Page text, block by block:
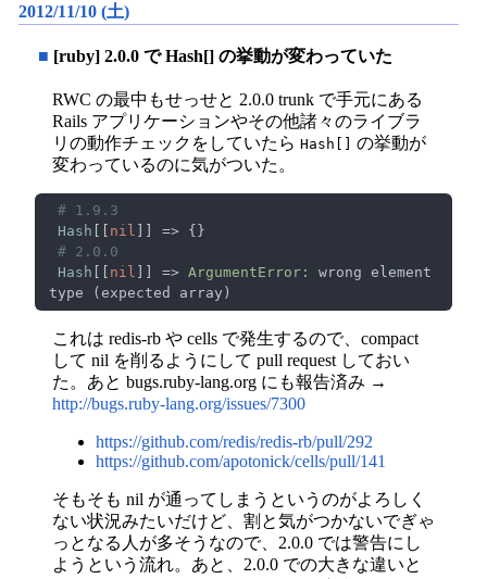
2012/11/10 (土)
■ [ruby] 2.0.0 で Hash[] の挙動が変わっていた
RWC の最中もせっせと 2.0.0 trunk で手元にある
Rails アプリケーションやその他諸々のライブラ
リの動作チェックをしていたら Hash[]
の挙動が
変わっているのに気がついた。
Hash
nil
Hash
nil ]] => ArgumentError:
wrong element
これは redis-rb や cells で発生するので、compact
して nil を削るようにして pull request しておい
た。あと bugs.ruby-lang.org にも報告済み →
http://bugs.ruby-lang.org/issues/7300
https://github.com/redis/redis-rb/pull/292
https://github.com/apotonick/cells/pull/141
そもそも nil が通ってしまうというのがよろしく
ない状況みたいだけど、割と気がつかないでぎゃ
っとなる人が多そうなので、2.0.0 では警告にし
ようという流れ。あと、2.0.0 での大きな違いと